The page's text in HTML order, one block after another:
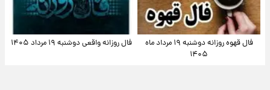
فال قهوه روزانه دوشنبه ۱۹ مرداد ماه
۱۴۰۵
فال روزانه واقعی دوشنبه ۱۹ مرداد ۱۴۰۵